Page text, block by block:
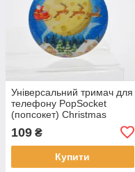
Універсальний тримач для
телефону PopSocket
(попсокет) Christmas
109 ₴
Купити